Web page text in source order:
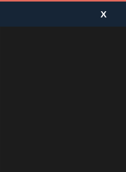
සුසුම් ලෑ හඩ ඇසේ... නිල්වන්
X